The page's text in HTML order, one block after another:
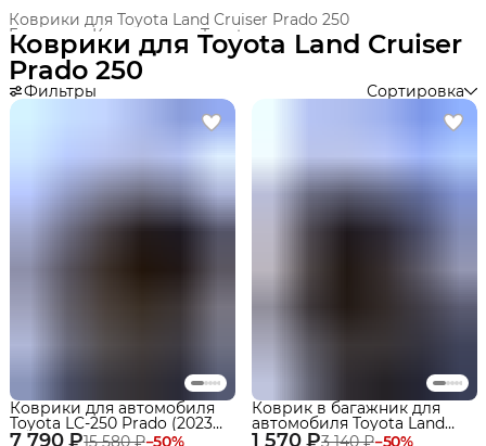
Коврики для Toyota Land Cruiser Prado 250
Коврики для Toyota ›
Главная ›
Коврики для Toyota Land Cruiser
Prado 250
Фильтры Сортировка
7 790 ₽15 580 ₽−50%
Коврики для автомобиля
Toyota LC-250 Prado (2023-)
Premium ("EVA 3D") в 1 570 ₽3 140 ₽−50%
Коврик в багажник для
автомобиля Toyota Land
Cruiser Prado 250 (2023-)